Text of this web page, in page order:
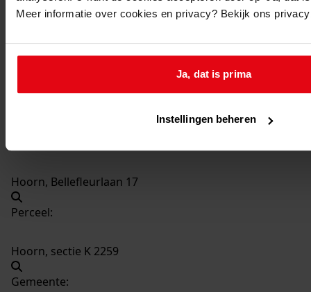
Meer informatie over cookies en privacy? Bekijk ons
Ja, dat is prima
Instellingen beheren
353
Plaatsen van een dakkapel, 1995
1995
Hoorn, Bellefleurlaan 17
Perceel:
Hoorn, sectie K 2259
Gemeente: